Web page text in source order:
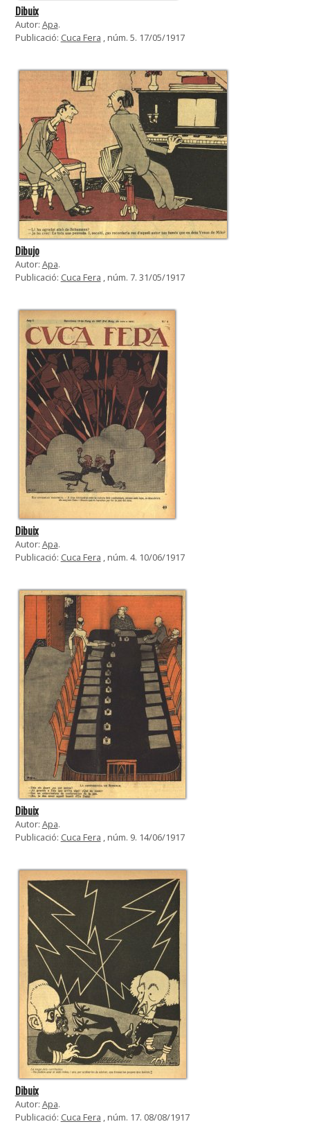
Dibuix
Autor: Apa.
Publicació: Cuca Fera , núm. 5. 17/05/1917
Dibujo
Autor: Apa.
Publicació: Cuca Fera , núm. 7. 31/05/1917
Dibuix
Autor: Apa.
Publicació: Cuca Fera , núm. 4. 10/06/1917
Dibuix
Autor: Apa.
Publicació: Cuca Fera , núm. 9. 14/06/1917
Dibuix
Autor: Apa.
Publicació: Cuca Fera , núm. 17. 08/08/1917